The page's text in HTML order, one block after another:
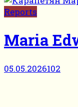
Reports
Maria
05.05.2026102